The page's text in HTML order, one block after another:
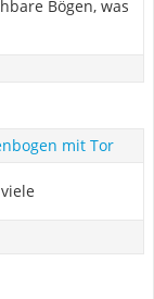
Bögen, was
mit Tor